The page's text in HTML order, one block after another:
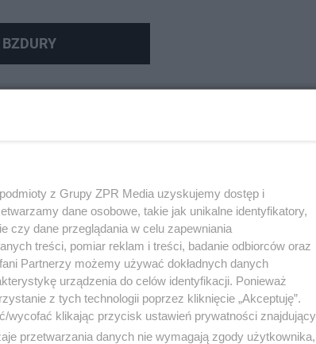
z Grupy ZPR Media uzyskujemy dostęp i
dane osobowe, takie jak unikalne identyfikatory,
czy dane przeglądania w celu zapewniania
treści, pomiar reklam i treści, badanie odbiorców oraz
Partnerzy możemy używać dokładnych danych
urządzenia do celów identyfikacji. Ponieważ
z tych technologii poprzez kliknięcie „Akceptuję”.
wycofać klikając przycisk ustawień prywatności znajdujący
przetwarzania danych nie wymagają zgody użytkownika,